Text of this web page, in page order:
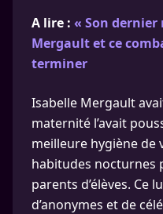
A lire : « Son dernier
Mergault et ce
terminer
Isabelle Mergault
maternité l’avait
meilleure hygiène de
habitudes nocturnes
parents d’élèves. Ce
d’anonymes et de